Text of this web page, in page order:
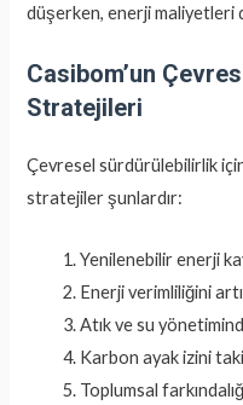
düşerken, enerji maliyetleri
Casibom’un
Stratejileri
Çevresel sürdürülebilirlik
stratejiler şunlardır:
Yenilenebilir enerji
Enerji verimliliğini
Atık ve su
Karbon ayak izini
Toplumsal